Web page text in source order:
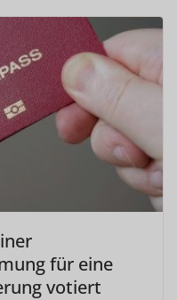
für eine
votiert